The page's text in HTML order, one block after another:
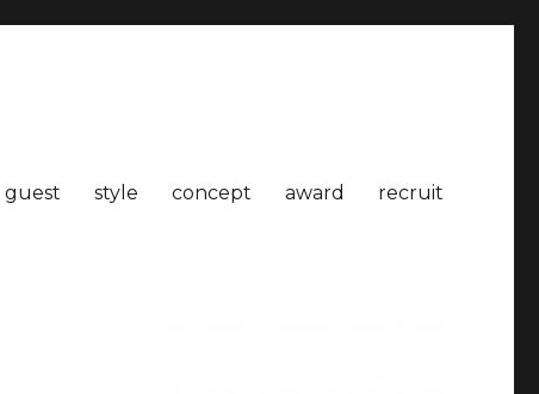
guest style concept award recruit